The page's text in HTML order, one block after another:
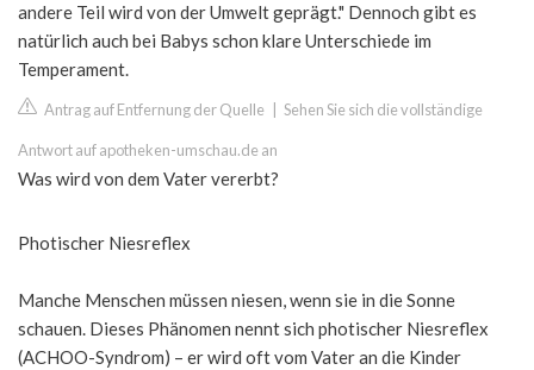
andere Teil wird von der Umwelt geprägt." Dennoch gibt es
natürlich auch bei Babys schon klare Unterschiede im
Temperament.
Antrag auf Entfernung der Quelle Sehen Sie sich die vollständige
Antwort auf apotheken-umschau.de an
Was wird von dem Vater vererbt?
Photischer Niesreflex
Manche Menschen müssen niesen, wenn sie in die Sonne
schauen. Dieses Phänomen nennt sich photischer Niesreflex
(ACHOO-Syndrom) – er wird oft vom Vater an die Kinder